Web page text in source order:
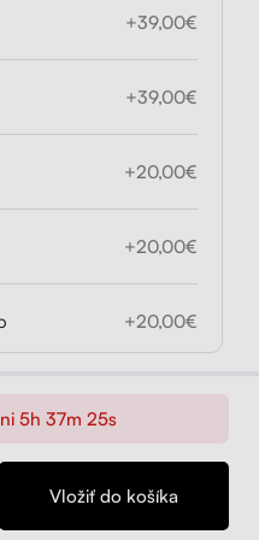
+39,00€
+39,00€
+20,00€
+20,00€
+20,00€
5h 37m 23s